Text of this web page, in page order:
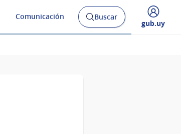
Comunicación
Abrir
buscador
Buscar
Desplegar
gub.uy